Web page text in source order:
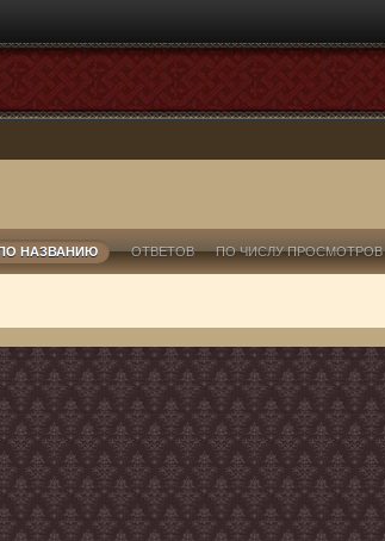
НАЗВАНИЮ ОТВЕТОВ ПО ЧИСЛУ ПРОСМОТРОВ